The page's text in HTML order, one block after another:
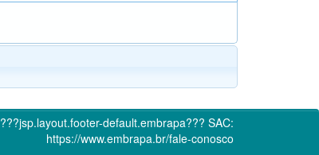
???jsp.layout.footer-default.embrapa??? SAC:
https://www.embrapa.br/fale-conosco